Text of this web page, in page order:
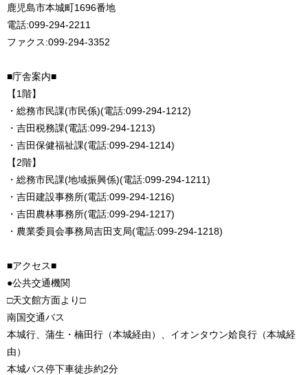
鹿児島市本城町1696番地
電話:099-294-2211
ファクス:099-294-3352
■庁舎案内■
【1階】
・総務市民課(市民係)(電話:099-294-1212)
・吉田税務課(電話:099-294-1213)
・吉田保健福祉課(電話:099-294-1214)
【2階】
・総務市民課(地域振興係)(電話:099-294-1211)
・吉田建設事務所(電話:099-294-1216)
・吉田農林事務所(電話:099-294-1217)
・農業委員会事務局吉田支局(電話:099-294-1218)
■アクセス■
●公共交通機関
□天文館方面より□
南国交通バス
本城行、蒲生・楠田行（本城経由）、イオンタウン姶良行（本城経
由）
本城バス停下車徒歩約2分